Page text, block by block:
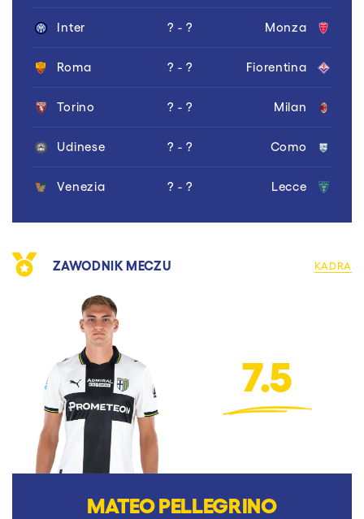
Inter ? - ? Monza
Roma ? - ? Fiorentina
Torino ? - ? Milan
Udinese ? - ? Como
Venezia ? - ? Lecce
ZAWODNIK MECZU KADRA
7.5
MATEO PELLEGRINO